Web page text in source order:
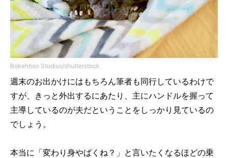
Bokehboo Studios/shutterstock
週末のお出かけにはもちろん筆者も同行しているわけで
すが、きっと外出するにあたり、主にハンドルを握って
主導しているのが夫だということをしっかり見ているの
でしょう。
本当に「変わり身やばくね？」と言いたくなるほどの乗